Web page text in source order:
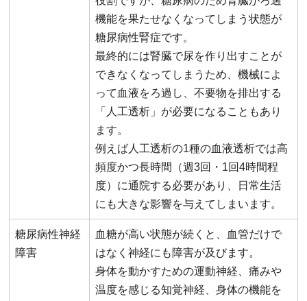
機能を果たせなくなってしまう状態が
糖尿病性腎症です。
最終的には腎臓で尿を作り出すことが
できなくなってしまうため、機械によ
って血液をろ過し、不要物を排出する
「人工透析」が必要になることもあり
ます。
例えば人工透析の1種の血液透析では高
頻度かつ長時間（週3回・1回4時間程
度）に通院する必要があり、日常生活
にも大きな影響を与えてしまいます。
糖尿病性神経
障害
血糖が高い状態が続くと、血管だけで
はなく神経にも障害が及びます。
身体を動かすための運動神経、痛みや
温度を感じる知覚神経、身体の機能を